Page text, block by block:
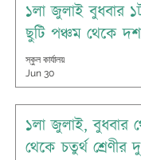
১লা জুলাই বুধবার
ছুটি পঞ্চম থেকে
স্কুল কার্যালয়
Jun 30
১লা জুলাই, বুধবার
থেকে চতুর্থ শ্রেণীর